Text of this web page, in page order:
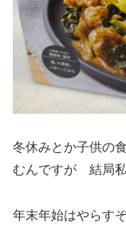
冬休みとか子供の
むんですが 結局
年末年始はやらす